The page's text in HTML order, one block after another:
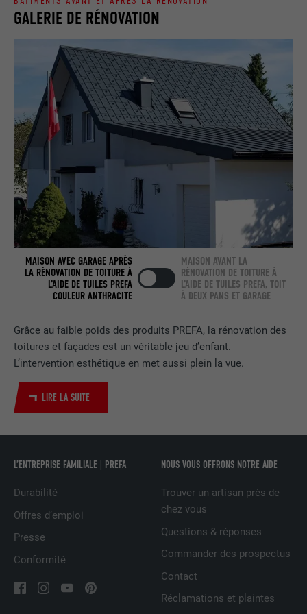
Grâce au faible poids des produits PREFA, la rénovation des
toitures et façades est un véritable jeu d’enfant.
L’intervention esthétique en met aussi plein la vue.
LIRE LA SUITE
GALERIE DE RÉNOVATION
MAISON AVEC GARAGE APRÈS
LA RÉNOVATION DE TOITURE À
L’AIDE DE TUILES PREFA
COULEUR ANTHRACITE
MAISON AVANT LA
RÉNOVATION DE TOITURE À
L’AIDE DE TUILES PREFA, TOIT
À DEUX PANS ET GARAGE
L’ENTREPRISE FAMILIALE | PREFA
Durabilité
Offres d’emploi
Presse
Conformité
NOUS VOUS OFFRONS NOTRE AIDE
Trouver un artisan près de
chez vous
Questions & réponses
Commander des prospectus
Contact
Réclamations et plaintes
Utilisé par LinkedIn lorsqu'un site
NOM bcookie
FOURNISSEUR LinkedIn
UTILITÉ
Utilisé par le service de réseau social
LinkedIn pour suivre l'utilisation de
services intégrés.
NOM bscookie
FOURNISSEUR LinkedIn
UTILITÉ
Utilisé par le service de réseau social
LinkedIn pour suivre l'utilisation de
FOURNISSEUR LinkedIn
EXPIRATION
plusieurs sites Internet afin d'afficher de
la publicité adaptée aux préférences de